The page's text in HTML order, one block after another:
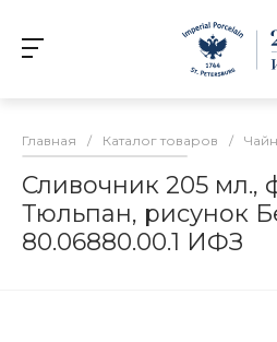
Главная / Каталог товаров /
Сливочник 205 мл.,
Тюльпан, рисунок
80.06880.00.1 ИФЗ